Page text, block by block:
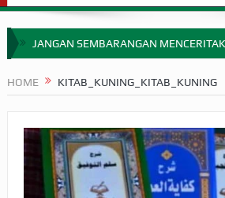
JANGAN SEMBARANGAN
APA HUKUM MEMPERCEPAT
SEBELUM TIBA SAAT WAJIB?
HAKIKAT NIKMAT DI DUNIA!
HOME KITAB_KUNING_KITAB_KUNING